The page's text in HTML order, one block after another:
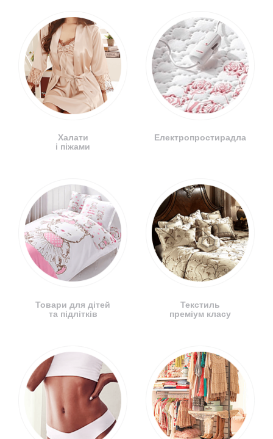
Халати
і піжами
Товари для дітей
та підлітків
Електропростирадла
Текстиль
преміум класу